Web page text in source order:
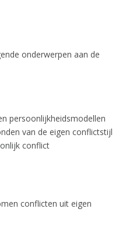
onderwerpen aan de
persoonlijkheidsmodellen
van de eigen conflictstijl
conflict
conflicten uit eigen